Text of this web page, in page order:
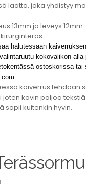
laatta, joka yhdistyy
13mm ja leveys 12mm
halutessaan
kokovalikon alla
ostoskorissa tai
.
kaiverrus tehdään
kovin paljoa
sopii kuitenkin hyvin.